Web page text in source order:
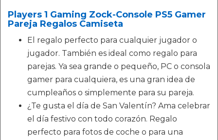
Players 1 Gaming Zock-Console PS5 Gamer
Pareja Regalos Camiseta
El regalo perfecto para cualquier jugador o
jugador. También es ideal como regalo para
parejas. Ya sea grande o pequeño, PC o consola
gamer para cualquiera, es una gran idea de
cumpleaños o simplemente para su pareja.
¿Te gusta el día de San Valentín? Ama celebrar
el día festivo con todo corazón. Regalo
perfecto para fotos de coche o para una